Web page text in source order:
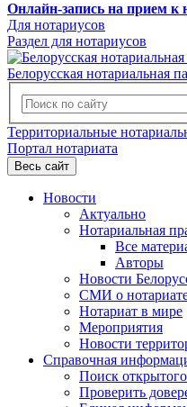
Онлайн-запись на прием к
Для нотариусов
Раздел для нотариусов
Белорусская нотариальная
Территориальные
Портал нотариата
Весь сайт
Новости
Актуально
Нотариальная
Все
Авторы
Новости
СМИ о
Нотариат в мире
Мероприятия
Новости
Справочная
Поиск
Проверить